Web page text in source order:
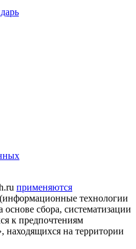
применяются
(информационные технологии
сбора, систематизации
к предпочтениям
находящихся на территории